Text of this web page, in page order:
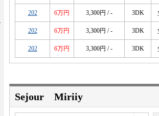
202 6万円 3,300円 / - 3DK
202 6万円 3,300円 / - 3DK
202 6万円 3,300円 / - 3DK
Sejour Miriiy